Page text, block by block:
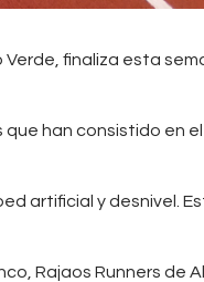
finaliza esta
han consistido en
artificial y desnivel.
Rajaos Runners de